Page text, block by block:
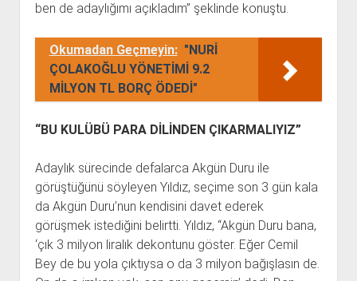
ben de adaylığımı açıkladım” şeklinde konuştu.
Okumadan Geçmeyin: "NURİ
ÇOLAKOĞLU YÖNETİMİ 9.2
MİLYON TL BORÇ ÖDEDİ"
“BU KULÜBÜ PARA DİLİNDEN ÇIKARMALIYIZ”
Adaylık sürecinde defalarca Akgün Duru ile
görüştüğünü söyleyen Yıldız, seçime son 3 gün kala
da Akgün Duru’nun kendisini davet ederek
görüşmek istediğini belirtti. Yıldız, “Akgün Duru bana,
‘çık 3 milyon liralık dekontunu göster. Eğer Cemil
Bey de bu yola çıktıysa o da 3 milyon bağışlasın de.